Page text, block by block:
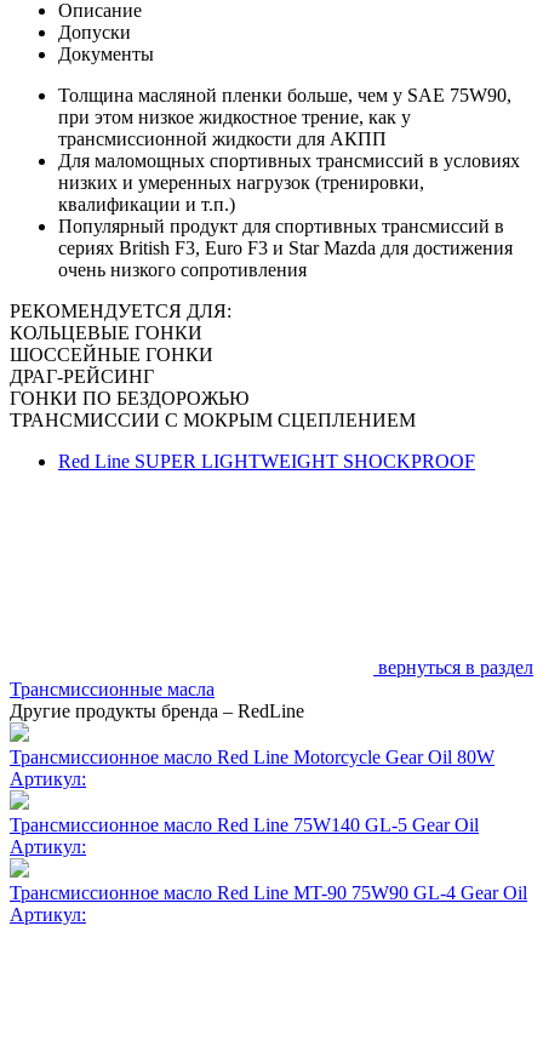
Описание
Допуски
Документы
Толщина масляной пленки больше, чем у SAE 75W90,
при этом низкое жидкостное трение, как у
трансмиссионной жидкости для АКПП
Для маломощных спортивных трансмиссий в условиях
низких и умеренных нагрузок (тренировки,
квалификации и т.п.)
Популярный продукт для спортивных трансмиссий в
сериях British F3, Euro F3 и Star Mazda для достижения
очень низкого сопротивления
РЕКОМЕНДУЕТСЯ ДЛЯ:
КОЛЬЦЕВЫЕ ГОНКИ
ШОССЕЙНЫЕ ГОНКИ
ДРАГ-РЕЙСИНГ
ГОНКИ ПО БЕЗДОРОЖЬЮ
ТРАНСМИССИИ С МОКРЫМ СЦЕПЛЕНИЕМ
Red Line SUPER LIGHTWEIGHT SHOCKPROOF
вернуться в раздел
Трансмиссионные масла
Другие продукты бренда – RedLine
Трансмиссионное масло Red Line Motorcycle Gear Oil 80W
Артикул:
Трансмиссионное масло Red Line 75W140 GL-5 Gear Oil
Артикул:
Трансмиссионное масло Red Line MT-90 75W90 GL-4 Gear Oil
Артикул: